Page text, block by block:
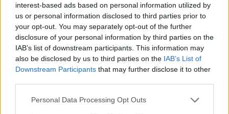
interest-based ads based on personal information utilized by
us or personal information disclosed to third parties prior to
your opt-out. You may separately opt-out of the further
disclosure of your personal information by third parties on the
IAB’s list of downstream participants. This information may
also be disclosed by us to third parties on the IAB’s List of
Downstream Participants that may further disclose it to other
Please note that this website/app uses one or more Google
Personal Data Processing Opt Outs